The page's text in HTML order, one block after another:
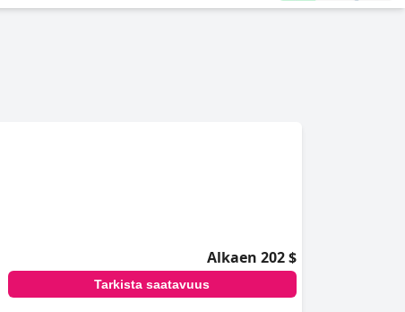
Alkaen 202 $
Tarkista saatavuus